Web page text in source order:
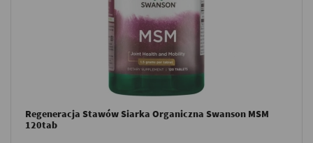
Regeneracja Stawów Siarka Organiczna Swanson MSM
120tab